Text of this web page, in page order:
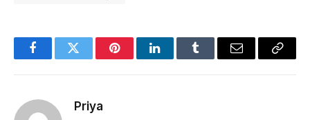
FacebookTwitter PinterestLinkedInTumblr Email
Copy
Priya